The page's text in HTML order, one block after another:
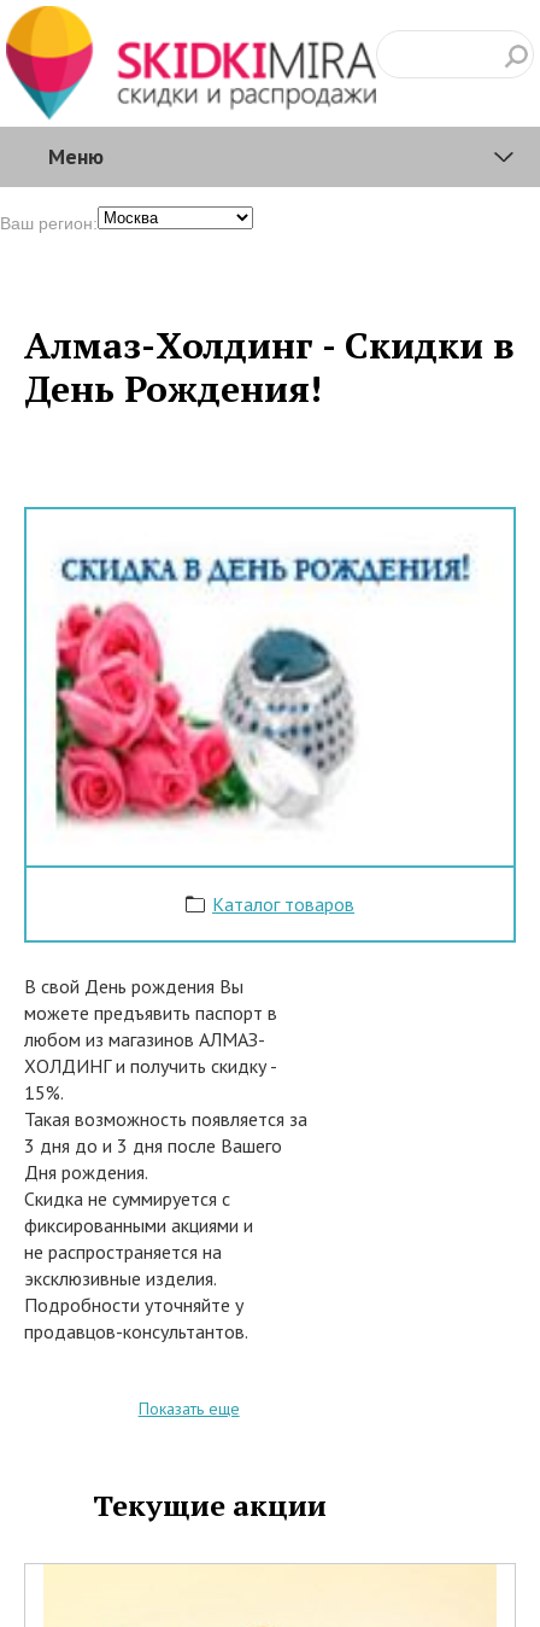
Меню
Ваш регион:
Алмаз-Холдинг - Скидки в
День Рождения!
Каталог товаров
В свой День рождения Вы
можете предъявить паспорт в
любом из магазинов АЛМАЗ-
ХОЛДИНГ и получить скидку -
15%.
Такая возможность появляется за
3 дня до и 3 дня после Вашего
Дня рождения.
Скидка не суммируется с
фиксированными акциями и
не распространяется на
эксклюзивные изделия.
Подробности уточняйте у
продавцов-консультантов.
Показать еще
Текущие акции